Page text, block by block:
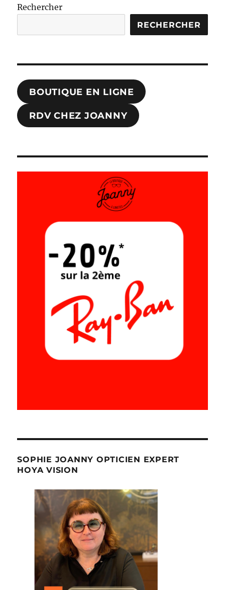
Rechercher
RECHERCHER
BOUTIQUE EN LIGNE
RDV CHEZ JOANNY
SOPHIE JOANNY OPTICIEN EXPERT
HOYA VISION